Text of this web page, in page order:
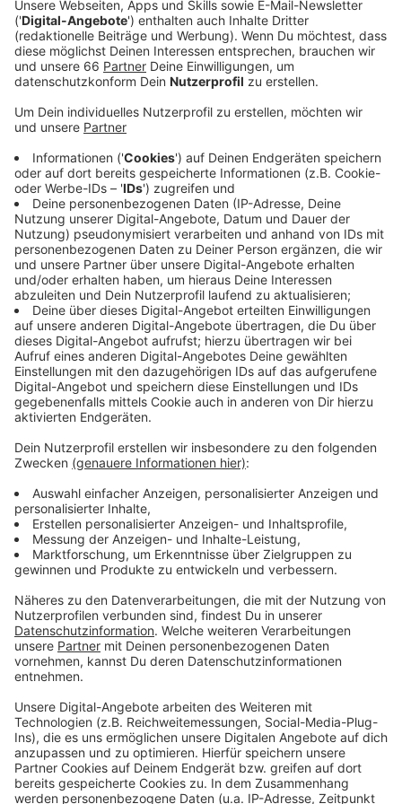
Nahverkehr in ganz Deutschland nutzen.
Veröffentlicht:Montag, 03.04.2023 05:04
Anzeige
Bestehende Rheinbahn-ABOs werden automatisch auf
das Deutschland-Ticket umgestellt. Wer das nicht
möchte, muss der Rheinbahn bis Donnerstag (6. April
2023) online Bescheid sagen, dass das alte ABO
weiter gelten soll; dann aber auch zum alten, teureren
Preis. Zum Beispiel das Ticket 2000, mit dem wir ja
auch manchmal jemanden mitnehmen können. DAS
geht beim 49€-Ticket nämlich nicht. Für Neukundinnen
und -kunden gibt es das Deutschland-Ticket
entweder digital in der App oder als Chipkarte im Netz
oder im Kundencenter.
Anzeige
Weitere Infos und Links zum Thema:
Anzeige
Meldung der Rheinbahn zum Verkaufsstart
ABO-Umstellung und möglicher Widerspruch
dagegen bis Donnerstag, 6. April 2023
https://aboonline.rheinbahn.de/de/
Der Bundesrat hatte den Weg für das Ticket
endgültig frei gemacht
Anzeige